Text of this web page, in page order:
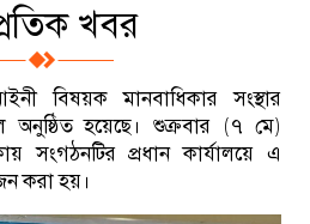
খবর
বিষয়ক মানবাধিকার সংস্থার
অনুষ্ঠিত হয়েছে। শুক্রবার (৭ মে)
সংগঠনটির প্রধান কার্যালয়ে এ
করা হয়।